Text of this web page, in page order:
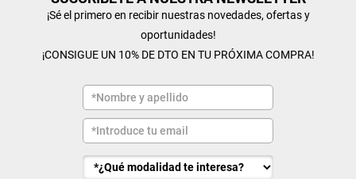
¡Sé el primero en recibir nuestras novedades, ofertas y
oportunidades!
¡CONSIGUE UN 10% DE DTO EN TU PRÓXIMA COMPRA!